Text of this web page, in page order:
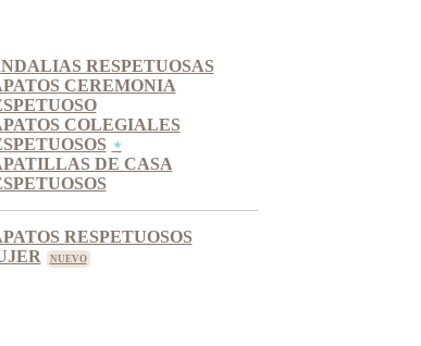
RESPETUOSAS
CEREMONIA
COLEGIALES
DE CASA
RESPETUOSOS